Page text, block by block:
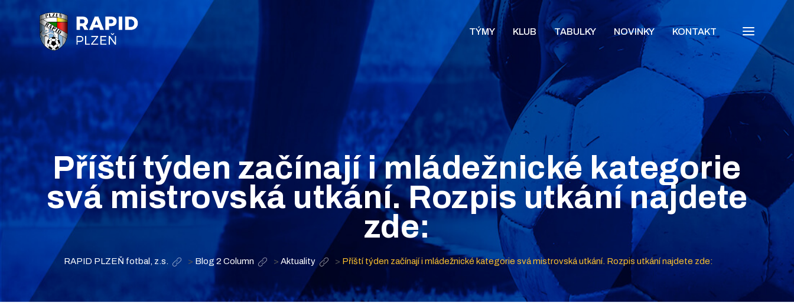
TÝMY KLUB TABULKY NOVINKY KONTAKT
Příští týden začínají i mládežnické kategorie
svá mistrovská utkání. Rozpis utkání najdete
zde:
RAPID PLZEŇ fotbal, z.s. > Blog 2 Column > Aktuality > Příští týden začínají i mládežnické kategorie svá mistrovská utkání. Rozpis utkání najdete zde: